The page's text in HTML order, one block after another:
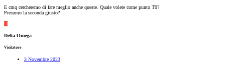
E cmq cercheremo di fare meglio anche queste. Quale volete come punto T0?
Presumo la seconda giusto?
D
Delta Omega
Visitatore
3 Novembre 2023